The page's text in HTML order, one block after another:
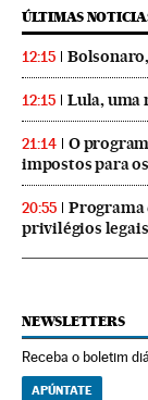
ÚLTIMAS
12:15
12:15 Lula, uma
21:14
O
impostos para
20:55
Programa
privilégios
NEWSLETTERS
Receba o boletim
APÚNTATE